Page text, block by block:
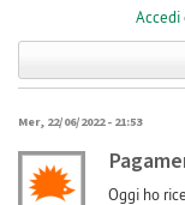
Accedi
Mer, 22/06/2022 - 21:53
Oggi ho